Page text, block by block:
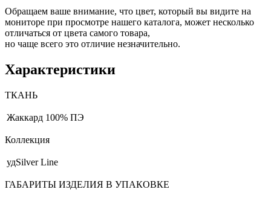
Обращаем ваше внимание, что цвет, который вы видите на
мониторе при просмотре нашего каталога, может несколько
отличаться от цвета самого товара,
но чаще всего это отличие незначительно.
Характеристики
ТКАНЬ
Жаккард 100% ПЭ
Коллекция
удSilver Line
ГАБАРИТЫ ИЗДЕЛИЯ В УПАКОВКЕ